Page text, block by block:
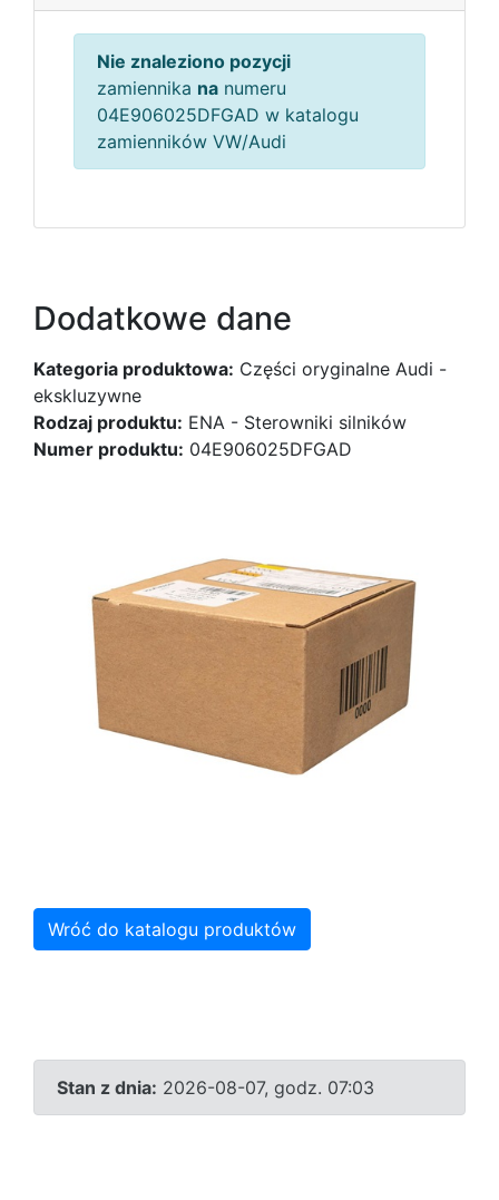
Nie znaleziono pozycji
zamiennika na numeru
04E906025DFGAD w katalogu
zamienników VW/Audi
Dodatkowe dane
Kategoria produktowa: Części oryginalne Audi -
ekskluzywne
Rodzaj produktu: ENA - Sterowniki silników
Numer produktu: 04E906025DFGAD
Wróć do katalogu produktów
Stan z dnia: 2026-08-07, godz. 07:03